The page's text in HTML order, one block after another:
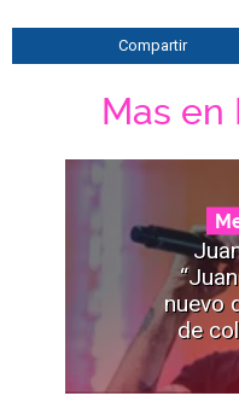
Compartir
Mas en
nuevo
de